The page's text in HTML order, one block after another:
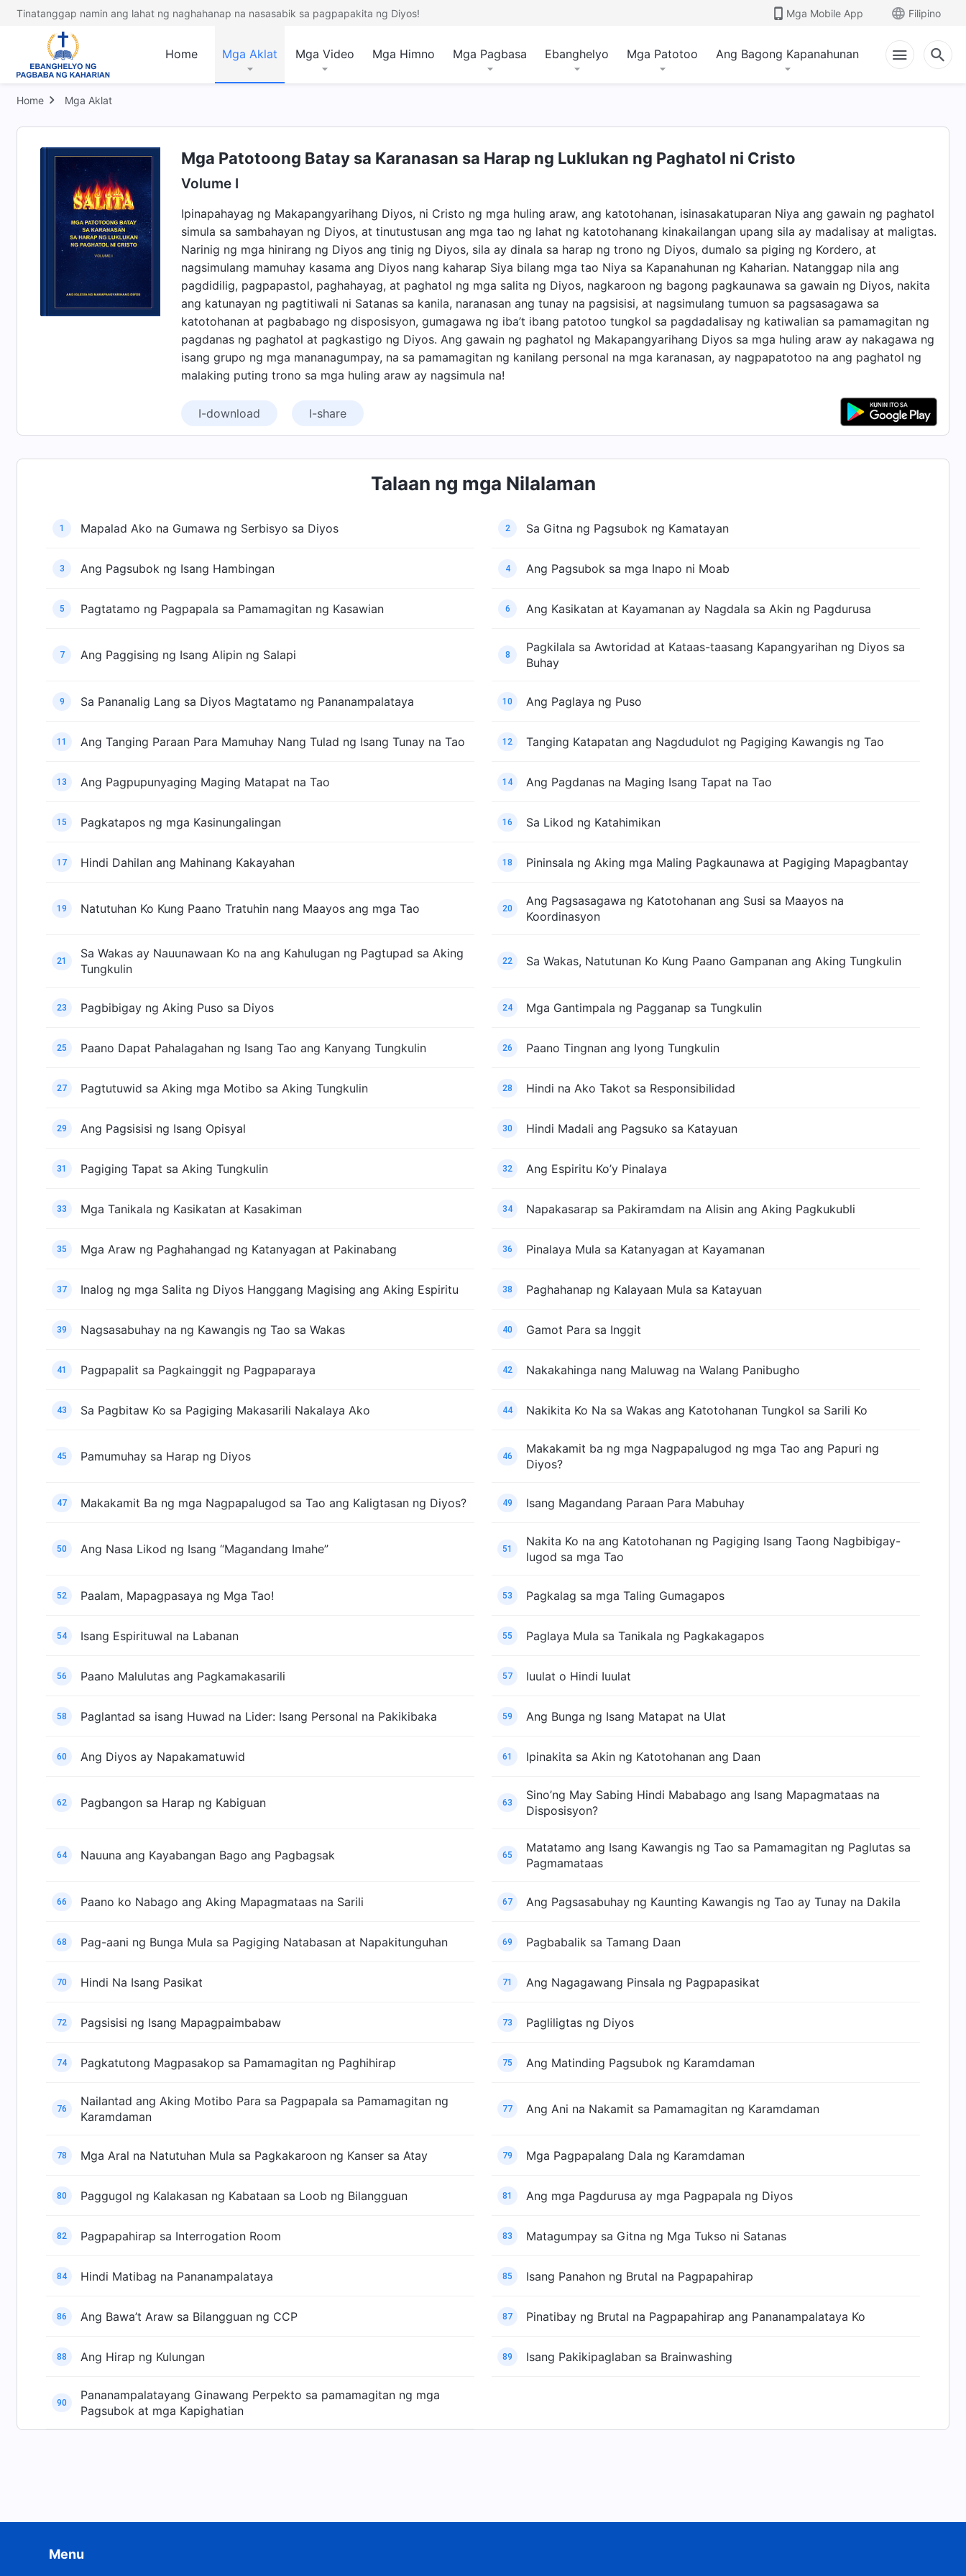
Tinatanggap namin ang lahat ng naghahanap na nasasabik sa pagpapakita ng Diyos! Mga Mobile App Filipino
Home Mga Aklat Mga Video Mga Himno Mga Pagbasa Ebanghelyo Mga Patotoo Ang Bagong Kapanahunan
Home Mga Aklat
Mga Patotoong Batay sa Karanasan sa Harap ng Luklukan ng Paghatol ni Cristo
Volume I
Ipinapahayag ng Makapangyarihang Diyos, ni Cristo ng mga huling araw, ang katotohanan, isinasakatuparan Niya ang gawain ng paghatol
simula sa sambahayan ng Diyos, at tinutustusan ang mga tao ng lahat ng katotohanang kinakailangan upang sila ay madalisay at maligtas.
Narinig ng mga hinirang ng Diyos ang tinig ng Diyos, sila ay dinala sa harap ng trono ng Diyos, dumalo sa piging ng Kordero, at
nagsimulang mamuhay kasama ang Diyos nang kaharap Siya bilang mga tao Niya sa Kapanahunan ng Kaharian. Natanggap nila ang
pagdidilig, pagpapastol, paghahayag, at paghatol ng mga salita ng Diyos, nagkaroon ng bagong pagkaunawa sa gawain ng Diyos, nakita
ang katunayan ng pagtitiwali ni Satanas sa kanila, naranasan ang tunay na pagsisisi, at nagsimulang tumuon sa pagsasagawa sa
katotohanan at pagbabago ng disposisyon, gumagawa ng iba’t ibang patotoo tungkol sa pagdadalisay ng katiwalian sa pamamagitan ng
pagdanas ng paghatol at pagkastigo ng Diyos. Ang gawain ng paghatol ng Makapangyarihang Diyos sa mga huling araw ay nakagawa ng
isang grupo ng mga mananagumpay, na sa pamamagitan ng kanilang personal na mga karanasan, ay nagpapatotoo na ang paghatol ng
malaking puting trono sa mga huling araw ay nagsimula na!
I-download I-share
Talaan ng mga Nilalaman
1 Mapalad Ako na Gumawa ng Serbisyo sa Diyos 2 Sa Gitna ng Pagsubok ng Kamatayan
3 Ang Pagsubok ng Isang Hambingan 4 Ang Pagsubok sa mga Inapo ni Moab
5 Pagtatamo ng Pagpapala sa Pamamagitan ng Kasawian 6 Ang Kasikatan at Kayamanan ay Nagdala sa Akin ng Pagdurusa
7 Ang Paggising ng Isang Alipin ng Salapi 8
Pagkilala sa Awtoridad at Kataas-taasang Kapangyarihan ng Diyos sa
Buhay
9 Sa Pananalig Lang sa Diyos Magtatamo ng Pananampalataya 10 Ang Paglaya ng Puso
11 Ang Tanging Paraan Para Mamuhay Nang Tulad ng Isang Tunay na Tao 12 Tanging Katapatan ang Nagdudulot ng Pagiging Kawangis ng Tao
13 Ang Pagpupunyaging Maging Matapat na Tao 14 Ang Pagdanas na Maging Isang Tapat na Tao
15 Pagkatapos ng mga Kasinungalingan 16 Sa Likod ng Katahimikan
17 Hindi Dahilan ang Mahinang Kakayahan 18 Pininsala ng Aking mga Maling Pagkaunawa at Pagiging Mapagbantay
19 Natutuhan Ko Kung Paano Tratuhin nang Maayos ang mga Tao 20
Ang Pagsasagawa ng Katotohanan ang Susi sa Maayos na
Koordinasyon
21
Sa Wakas ay Nauunawaan Ko na ang Kahulugan ng Pagtupad sa Aking
Tungkulin
22 Sa Wakas, Natutunan Ko Kung Paano Gampanan ang Aking Tungkulin
23 Pagbibigay ng Aking Puso sa Diyos 24 Mga Gantimpala ng Pagganap sa Tungkulin
25 Paano Dapat Pahalagahan ng Isang Tao ang Kanyang Tungkulin 26 Paano Tingnan ang Iyong Tungkulin
27 Pagtutuwid sa Aking mga Motibo sa Aking Tungkulin 28 Hindi na Ako Takot sa Responsibilidad
29 Ang Pagsisisi ng Isang Opisyal 30 Hindi Madali ang Pagsuko sa Katayuan
31 Pagiging Tapat sa Aking Tungkulin 32 Ang Espiritu Ko’y Pinalaya
33 Mga Tanikala ng Kasikatan at Kasakiman 34 Napakasarap sa Pakiramdam na Alisin ang Aking Pagkukubli
35 Mga Araw ng Paghahangad ng Katanyagan at Pakinabang 36 Pinalaya Mula sa Katanyagan at Kayamanan
37 Inalog ng mga Salita ng Diyos Hanggang Magising ang Aking Espiritu 38 Paghahanap ng Kalayaan Mula sa Katayuan
39 Nagsasabuhay na ng Kawangis ng Tao sa Wakas 40 Gamot Para sa Inggit
41 Pagpapalit sa Pagkainggit ng Pagpaparaya 42 Nakakahinga nang Maluwag na Walang Panibugho
43 Sa Pagbitaw Ko sa Pagiging Makasarili Nakalaya Ako 44 Nakikita Ko Na sa Wakas ang Katotohanan Tungkol sa Sarili Ko
45 Pamumuhay sa Harap ng Diyos 46
Makakamit ba ng mga Nagpapalugod ng mga Tao ang Papuri ng
Diyos?
47 Makakamit Ba ng mga Nagpapalugod sa Tao ang Kaligtasan ng Diyos? 49 Isang Magandang Paraan Para Mabuhay
50 Ang Nasa Likod ng Isang “Magandang Imahe” 51
Nakita Ko na ang Katotohanan ng Pagiging Isang Taong Nagbibigay-
lugod sa mga Tao
52 Paalam, Mapagpasaya ng Mga Tao! 53 Pagkalag sa mga Taling Gumagapos
54 Isang Espirituwal na Labanan 55 Paglaya Mula sa Tanikala ng Pagkakagapos
56 Paano Malulutas ang Pagkamakasarili 57 Iuulat o Hindi Iuulat
58 Paglantad sa isang Huwad na Lider: Isang Personal na Pakikibaka 59 Ang Bunga ng Isang Matapat na Ulat
60 Ang Diyos ay Napakamatuwid 61 Ipinakita sa Akin ng Katotohanan ang Daan
62 Pagbangon sa Harap ng Kabiguan 63
Sino’ng May Sabing Hindi Mababago ang Isang Mapagmataas na
Disposisyon?
64 Nauuna ang Kayabangan Bago ang Pagbagsak 65
Matatamo ang Isang Kawangis ng Tao sa Pamamagitan ng Paglutas sa
Pagmamataas
66 Paano ko Nabago ang Aking Mapagmataas na Sarili 67 Ang Pagsasabuhay ng Kaunting Kawangis ng Tao ay Tunay na Dakila
68 Pag-aani ng Bunga Mula sa Pagiging Natabasan at Napakitunguhan 69 Pagbabalik sa Tamang Daan
70 Hindi Na Isang Pasikat 71 Ang Nagagawang Pinsala ng Pagpapasikat
72 Pagsisisi ng Isang Mapagpaimbabaw 73 Pagliligtas ng Diyos
74 Pagkatutong Magpasakop sa Pamamagitan ng Paghihirap 75 Ang Matinding Pagsubok ng Karamdaman
76
Nailantad ang Aking Motibo Para sa Pagpapala sa Pamamagitan ng
Karamdaman
77 Ang Ani na Nakamit sa Pamamagitan ng Karamdaman
78 Mga Aral na Natutuhan Mula sa Pagkakaroon ng Kanser sa Atay 79 Mga Pagpapalang Dala ng Karamdaman
80 Paggugol ng Kalakasan ng Kabataan sa Loob ng Bilangguan 81 Ang mga Pagdurusa ay mga Pagpapala ng Diyos
82 Pagpapahirap sa Interrogation Room 83 Matagumpay sa Gitna ng Mga Tukso ni Satanas
84 Hindi Matibag na Pananampalataya 85 Isang Panahon ng Brutal na Pagpapahirap
86 Ang Bawa’t Araw sa Bilangguan ng CCP 87 Pinatibay ng Brutal na Pagpapahirap ang Pananampalataya Ko
88 Ang Hirap ng Kulungan 89 Isang Pakikipaglaban sa Brainwashing
90
Pananampalatayang Ginawang Perpekto sa pamamagitan ng mga
Pagsubok at mga Kapighatian
Menu